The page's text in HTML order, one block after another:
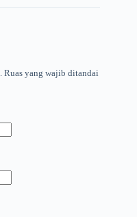
Ruas yang wajib ditandai